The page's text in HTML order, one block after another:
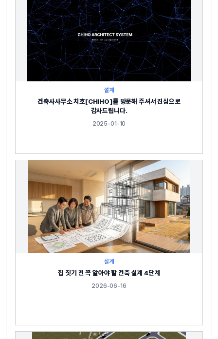
설계
건축사사무소 치호[CHIHO]를 방문해 주셔서 진심으로
감사드립니다.
2025-01-10
설계
집 짓기 전 꼭 알아야 할 건축 설계 4단계
2026-06-16